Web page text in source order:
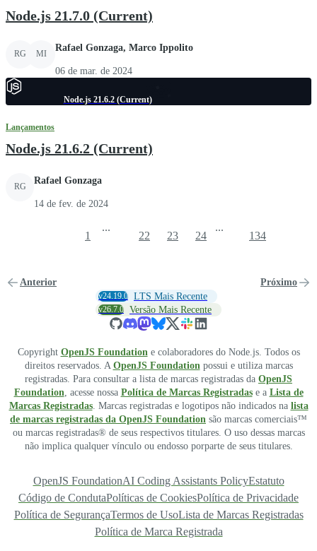
Node.js 21.7.0 (Current)
RG MI
Rafael Gonzaga, Marco Ippolito
06 de mar. de 2024
Node.js 21.6.2 (Current)
Lançamentos
Node.js 21.6.2 (Current)
RG
Rafael Gonzaga
14 de fev. de 2024
Anterior
1
...
22 23 24
...
134
Próximo
v24.19.0 LTS Mais Recente
v26.7.0 Versão Mais Recente
Copyright OpenJS Foundation e colaboradores do Node.js. Todos os
direitos reservados. A OpenJS Foundation possui e utiliza marcas
registradas. Para consultar a lista de marcas registradas da OpenJS
Foundation , acesse nossa Política de Marcas Registradase a Lista de
Marcas Registradas. Marcas registradas e logotipos não indicados na lista
de marcas registradas da OpenJS Foundation são marcas comerciais™
ou marcas registradas® de seus respectivos titulares. O uso dessas marcas
não implica qualquer vínculo ou endosso porparte de seus titulares.
OpenJS FoundationAI Coding Assistants PolicyEstatuto
Código de CondutaPolíticas de CookiesPolítica de Privacidade
Política de SegurançaTermos de UsoLista de Marcas Registradas
Política de Marca Registrada